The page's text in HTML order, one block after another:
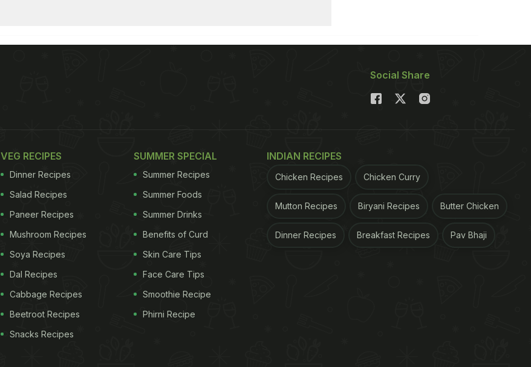
Social Share
VEG RECIPES
Dinner Recipes
Salad Recipes
Paneer Recipes
Mushroom Recipes
Soya Recipes
Dal Recipes
Cabbage Recipes
Beetroot Recipes
Snacks Recipes
SUMMER SPECIAL
Summer Recipes
Summer Foods
Summer Drinks
Benefits of Curd
Skin Care Tips
Face Care Tips
Smoothie Recipe
Phirni Recipe
INDIAN RECIPES
Chicken Recipes Chicken Curry
Mutton Recipes Biryani Recipes Butter Chicken
Dinner Recipes Breakfast Recipes Pav Bhaji